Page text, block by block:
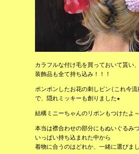
カラフルな付け毛を買っておいて貰い、
装飾品も全て持ち込み！！！
ポンポンしたお花の刺しピン(これ今
で、隠れミッキーも創りました★
結構ミニーちゃんのリボンもつけたよ
本当は襟合わせの部分にもぬいぐるみ
いっぱい持ち込まれた中から
着物に合うのはどれか、一緒に選びま